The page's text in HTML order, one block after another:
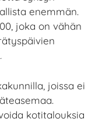
enemmän.
joka on vähän
joissa ei
kotitalouksia